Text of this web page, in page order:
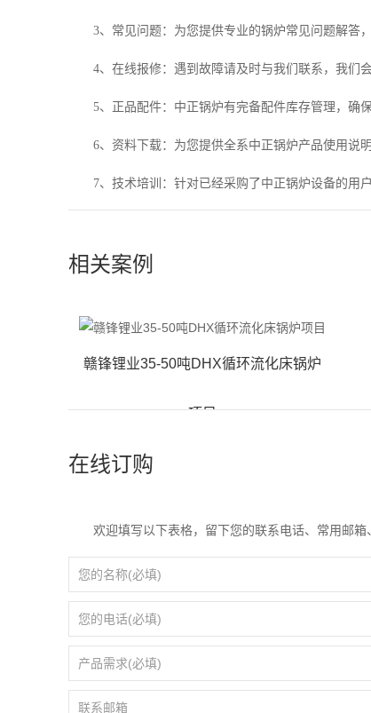
3、常见问题：为您提供专业的锅炉常见问题解答，
4、在线报修：遇到故障请及时与我们联系，我们会
5、正品配件：中正锅炉有完备配件库存管理，确保
6、资料下载：为您提供全系中正锅炉产品使用说明
7、技术培训：针对已经采购了中正锅炉设备的用户
相关案例
赣锋锂业35-50吨DHX循环流化床锅炉
项目
在线订购
欢迎填写以下表格，留下您的联系电话、常用邮